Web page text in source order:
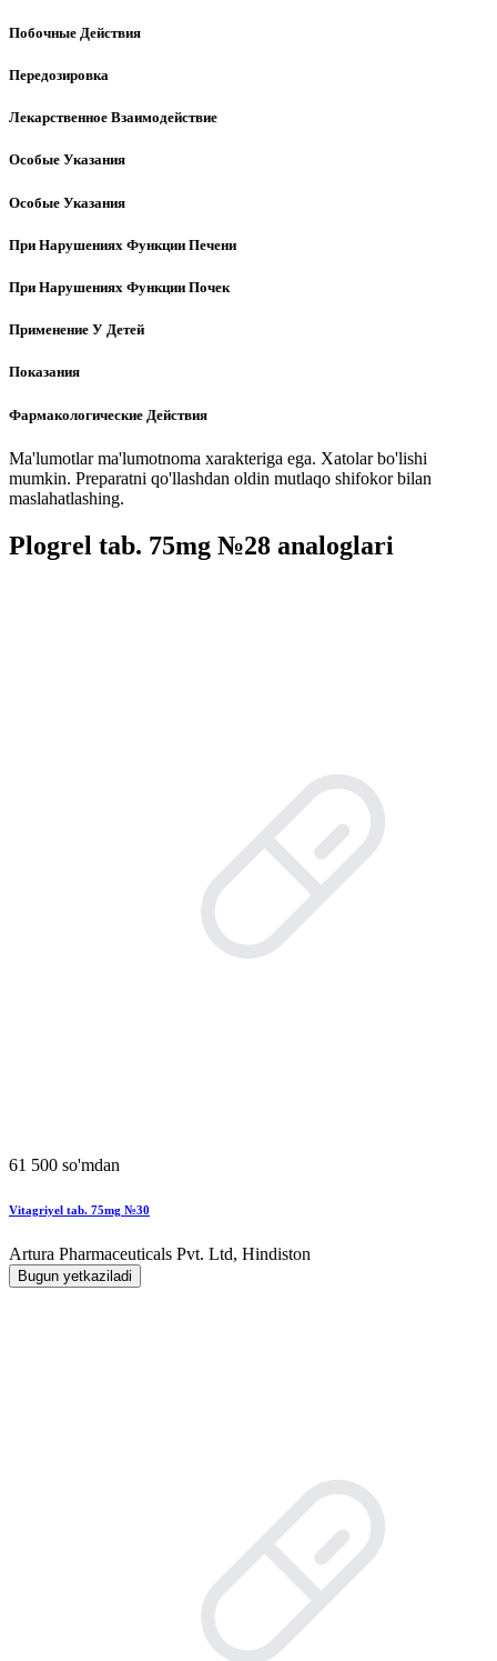
Побочные Действия
Передозировка
Лекарственное Взаимодействие
Особые Указания
Особые Указания
При Нарушениях Функции Печени
При Нарушениях Функции Почек
Применение У Детей
Показания
Фармакологические Действия
Ma'lumotlar ma'lumotnoma xarakteriga ega. Xatolar bo'lishi
mumkin. Preparatni qo'llashdan oldin mutlaqo shifokor bilan
maslahatlashing.
Plogrel tab. 75mg №28 analoglari
61 500 so'mdan
Vitagriyel tab. 75mg №30
Artura Pharmaceuticals Pvt. Ltd, Hindiston
Bugun yetkaziladi